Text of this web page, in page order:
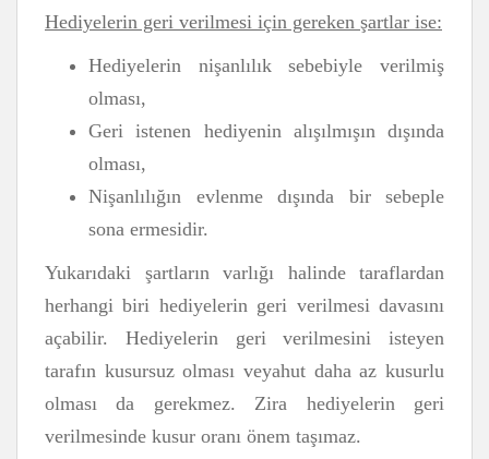
Hediyelerin geri verilmesi için gereken şartlar ise:
Hediyelerin nişanlılık sebebiyle verilmiş
olması,
Geri istenen hediyenin alışılmışın dışında
olması,
Nişanlılığın evlenme dışında bir sebeple
sona ermesidir.
Yukarıdaki şartların varlığı halinde taraflardan
herhangi biri hediyelerin geri verilmesi davasını
açabilir. Hediyelerin geri verilmesini isteyen
tarafın kusursuz olması veyahut daha az kusurlu
olması da gerekmez. Zira hediyelerin geri
verilmesinde kusur oranı önem taşımaz.